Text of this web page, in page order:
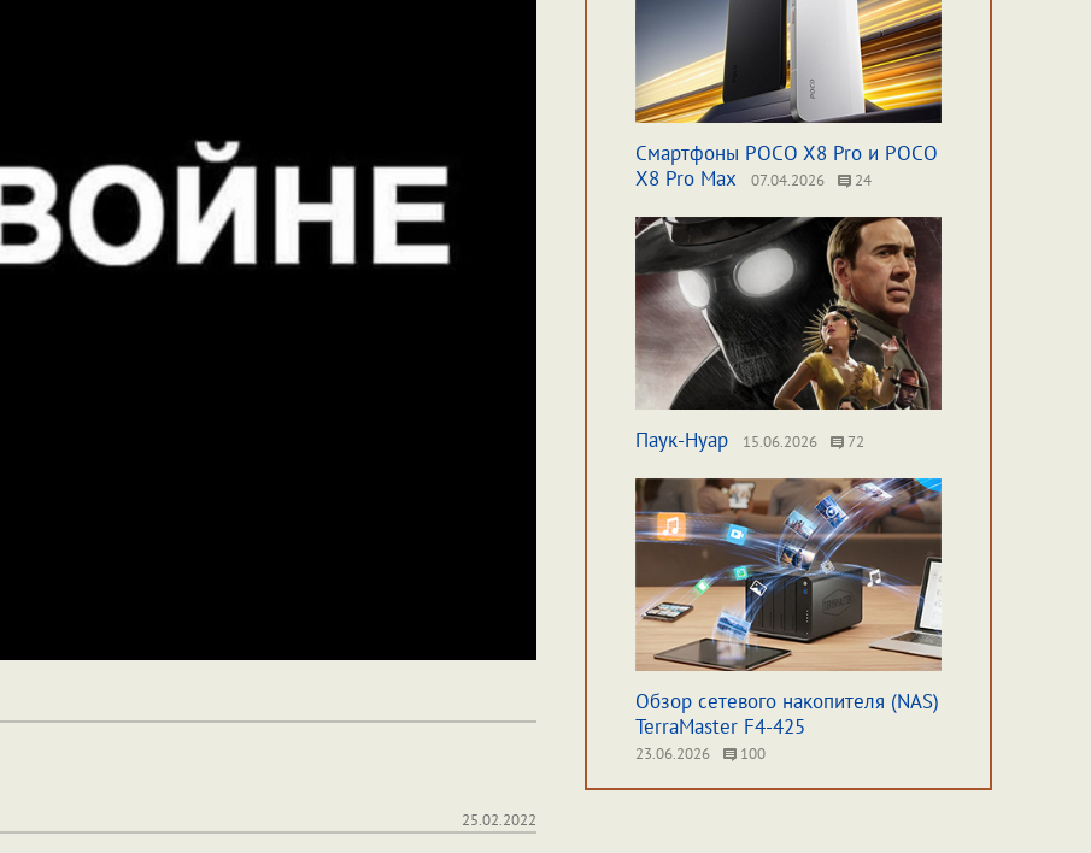
25.02.2022
Смартфоны POCO X8 Pro и POCO
X8 Pro Max
07.04.2026 24
Паук-Нуар 15.06.2026 72
Обзор сетевого накопителя (NAS)
TerraMaster F4-425
23.06.2026 100